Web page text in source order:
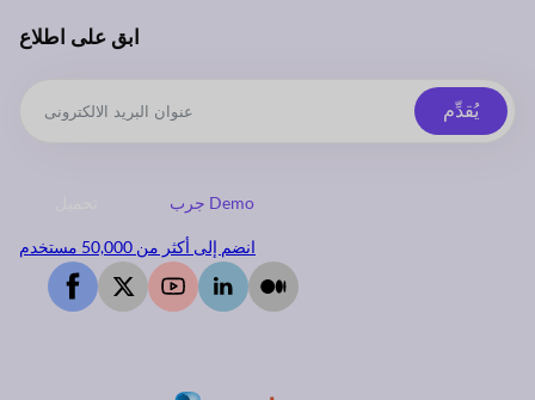
ابق على اطلاع
يُقدِّم
جرب Demo
انضم إلى أكثر من 50,000 مستخدم